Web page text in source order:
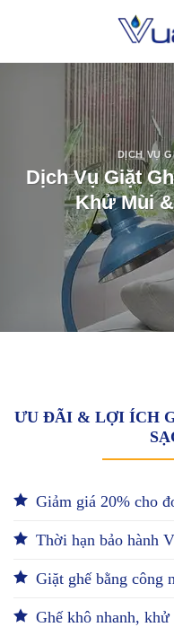
DỊCH VỤ
Dịch Vụ Giặt
Khử Mùi
ƯU ĐÃI & LỢI ÍCH
Giảm giá 20% cho
Thời hạn bảo hành
Giặt ghế bằng công
Ghế khô nhanh,